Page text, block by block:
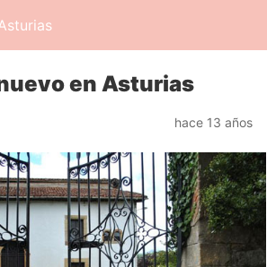
en Asturias
hace 13 años